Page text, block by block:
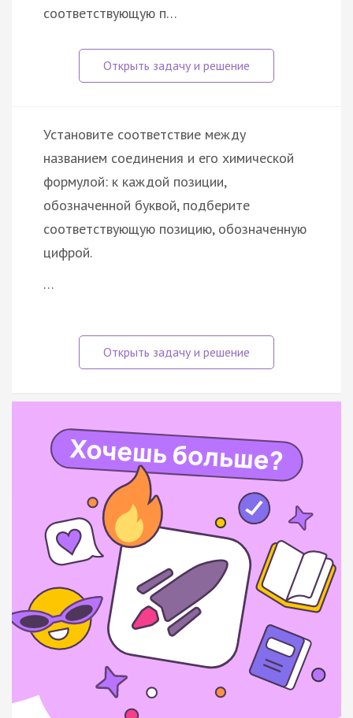
соответствующую п…
Установите соответствие между
названием соединения и его химической
формулой: к каждой позиции,
обозначенной буквой, подберите
соответствующую позицию, обозначенную
цифрой.
…